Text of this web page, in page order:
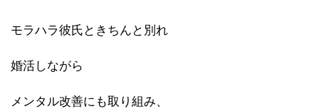
モラハラ彼氏ときちんと別れ
婚活しながら
メンタル改善にも取り組み、